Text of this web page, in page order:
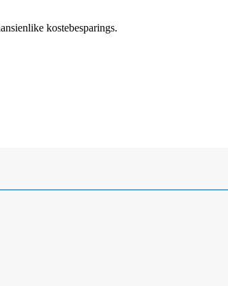
kostebesparings.